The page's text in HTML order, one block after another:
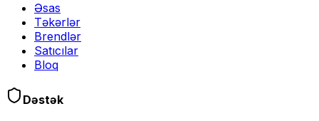
Əsas
Təkərlər
Brendlər
Satıcılar
Bloq
Dəstək